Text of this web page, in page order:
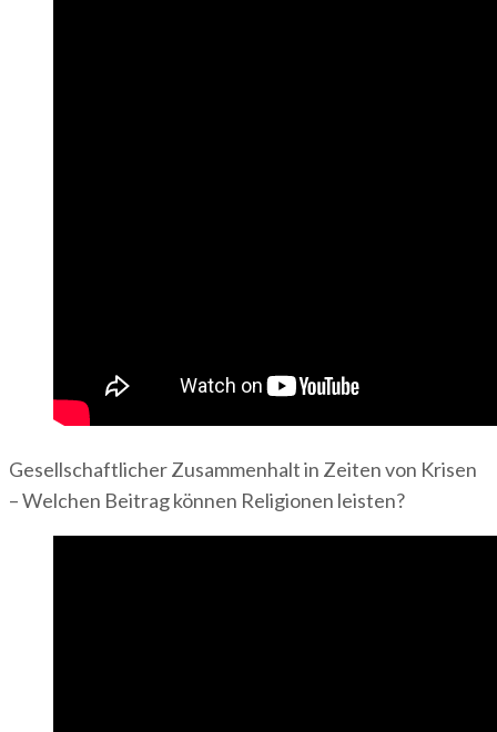
Gesellschaftlicher Zusammenhalt in Zeiten von Krisen
– Welchen Beitrag können Religionen leisten?